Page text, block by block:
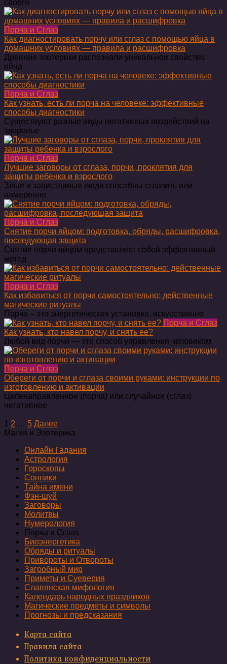
своего
Порча и Сглаз
Как диагностировать порчу или сглаз с помощью яйца в
домашних условиях — правила и расшифровка
Древние эзотерики распознали уникальное свойство
яйца
Порча и Сглаз
Как узнать, есть ли порча на человеке: эффективные
способы диагностики
Существуют разные виды негативных воздействий на
здоровье
Порча и Сглаз
Лучшие заговоры от сглаза, порчи, проклятия для
защиты ребенка и взрослого
Злые и завистливые люди способны сглазить или
намеренно
Порча и Сглаз
Снятие порчи яйцом: подготовка, обряды, расшифровка,
последующая защита
Снятие порчи яйцом представляет собой эффективный
метод
Порча и Сглаз
Как избавиться от порчи самостоятельно: действенные
магические ритуалы
Порча – это энергетическая установка, искусственно
Порча и Сглаз
Как узнать, кто навел порчу, и снять ее?
Любой вид порчи — это способ управления человеком
Порча и Сглаз
Обереги от порчи и сглаза своими руками: инструкции по
изготовлению и активации
Целенаправленное (порча) или случайное (сглаз)
негативное
Пагинация
записей
1 2 … 5 Далее
Магия и Эзотерика
Онлайн Гадания
Астрология
Гороскопы
Сонники
Тайна имени
Фэн-шуй
Заговоры
Молитвы
Нумерология
Порча и Сглаз
Биоэнергетика
Обряды и ритуалы
Привороты и Отвороты
Загробный мир
Приметы и Суеверия
Славянская мифология
Календарь народных праздников
Магические предметы и символы
Прогнозы и предсказания
Карта сайта
Правила сайта
Политика конфиденциальности